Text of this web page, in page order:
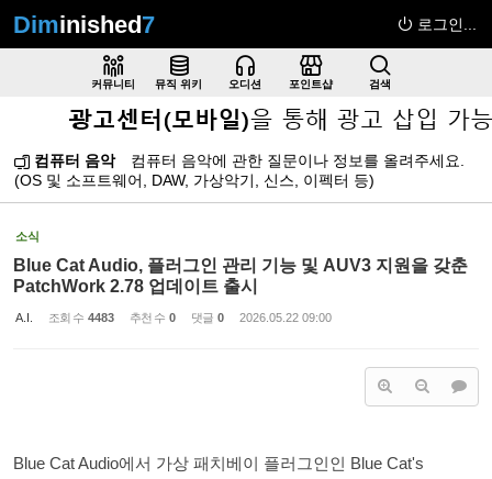
Diminished7 로그인...
커뮤니티 뮤직 위키 오디션 포인트샵 검색
컴퓨터 음악
컴퓨터 음악에 관한 질문이나 정보를 올려주세요.
(OS 및 소프트웨어, DAW, 가상악기, 신스, 이펙터 등)
소식
Blue Cat Audio, 플러그인 관리 기능 및 AUV3 지원을 갖춘
PatchWork 2.78 업데이트 출시
A.I. 조회 수 4483 추천 수 0 댓글 0 2026.05.22 09:00
Blue Cat Audio에서 가상 패치베이 플러그인인 Blue Cat's
Sketchbook5, 스케치북5
Sketchbook5, 스케치북5